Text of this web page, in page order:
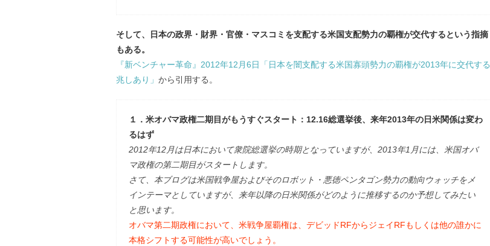
そして、日本の政界・財界・官僚・マスコミを支配する米国支配勢力の覇権が交代するという指摘
もある。
『新ベンチャー革命』2012年12月6日「日本を闇支配する米国寡頭勢力の覇権が2013年に交代する
兆しあり」 から引用する。
１．米オバマ政権二期目がもうすぐスタート：12.16総選挙後、来年2013年の日米関係は変わ
るはず
2012年12月は日本において衆院総選挙の時期となっていますが、2013年1月には、米国オバ
マ政権の第二期目がスタートします。
さて、本ブログは米国戦争屋およびそのロボット・悪徳ペンタゴン勢力の動向ウォッチをメ
インテーマとしていますが、来年以降の日米関係がどのように推移するのか予想してみたい
と思います。
オバマ第二期政権において、米戦争屋覇権は、デビッドRFからジェイRFもしくは他の誰かに
本格シフトする可能性が高いでしょう。